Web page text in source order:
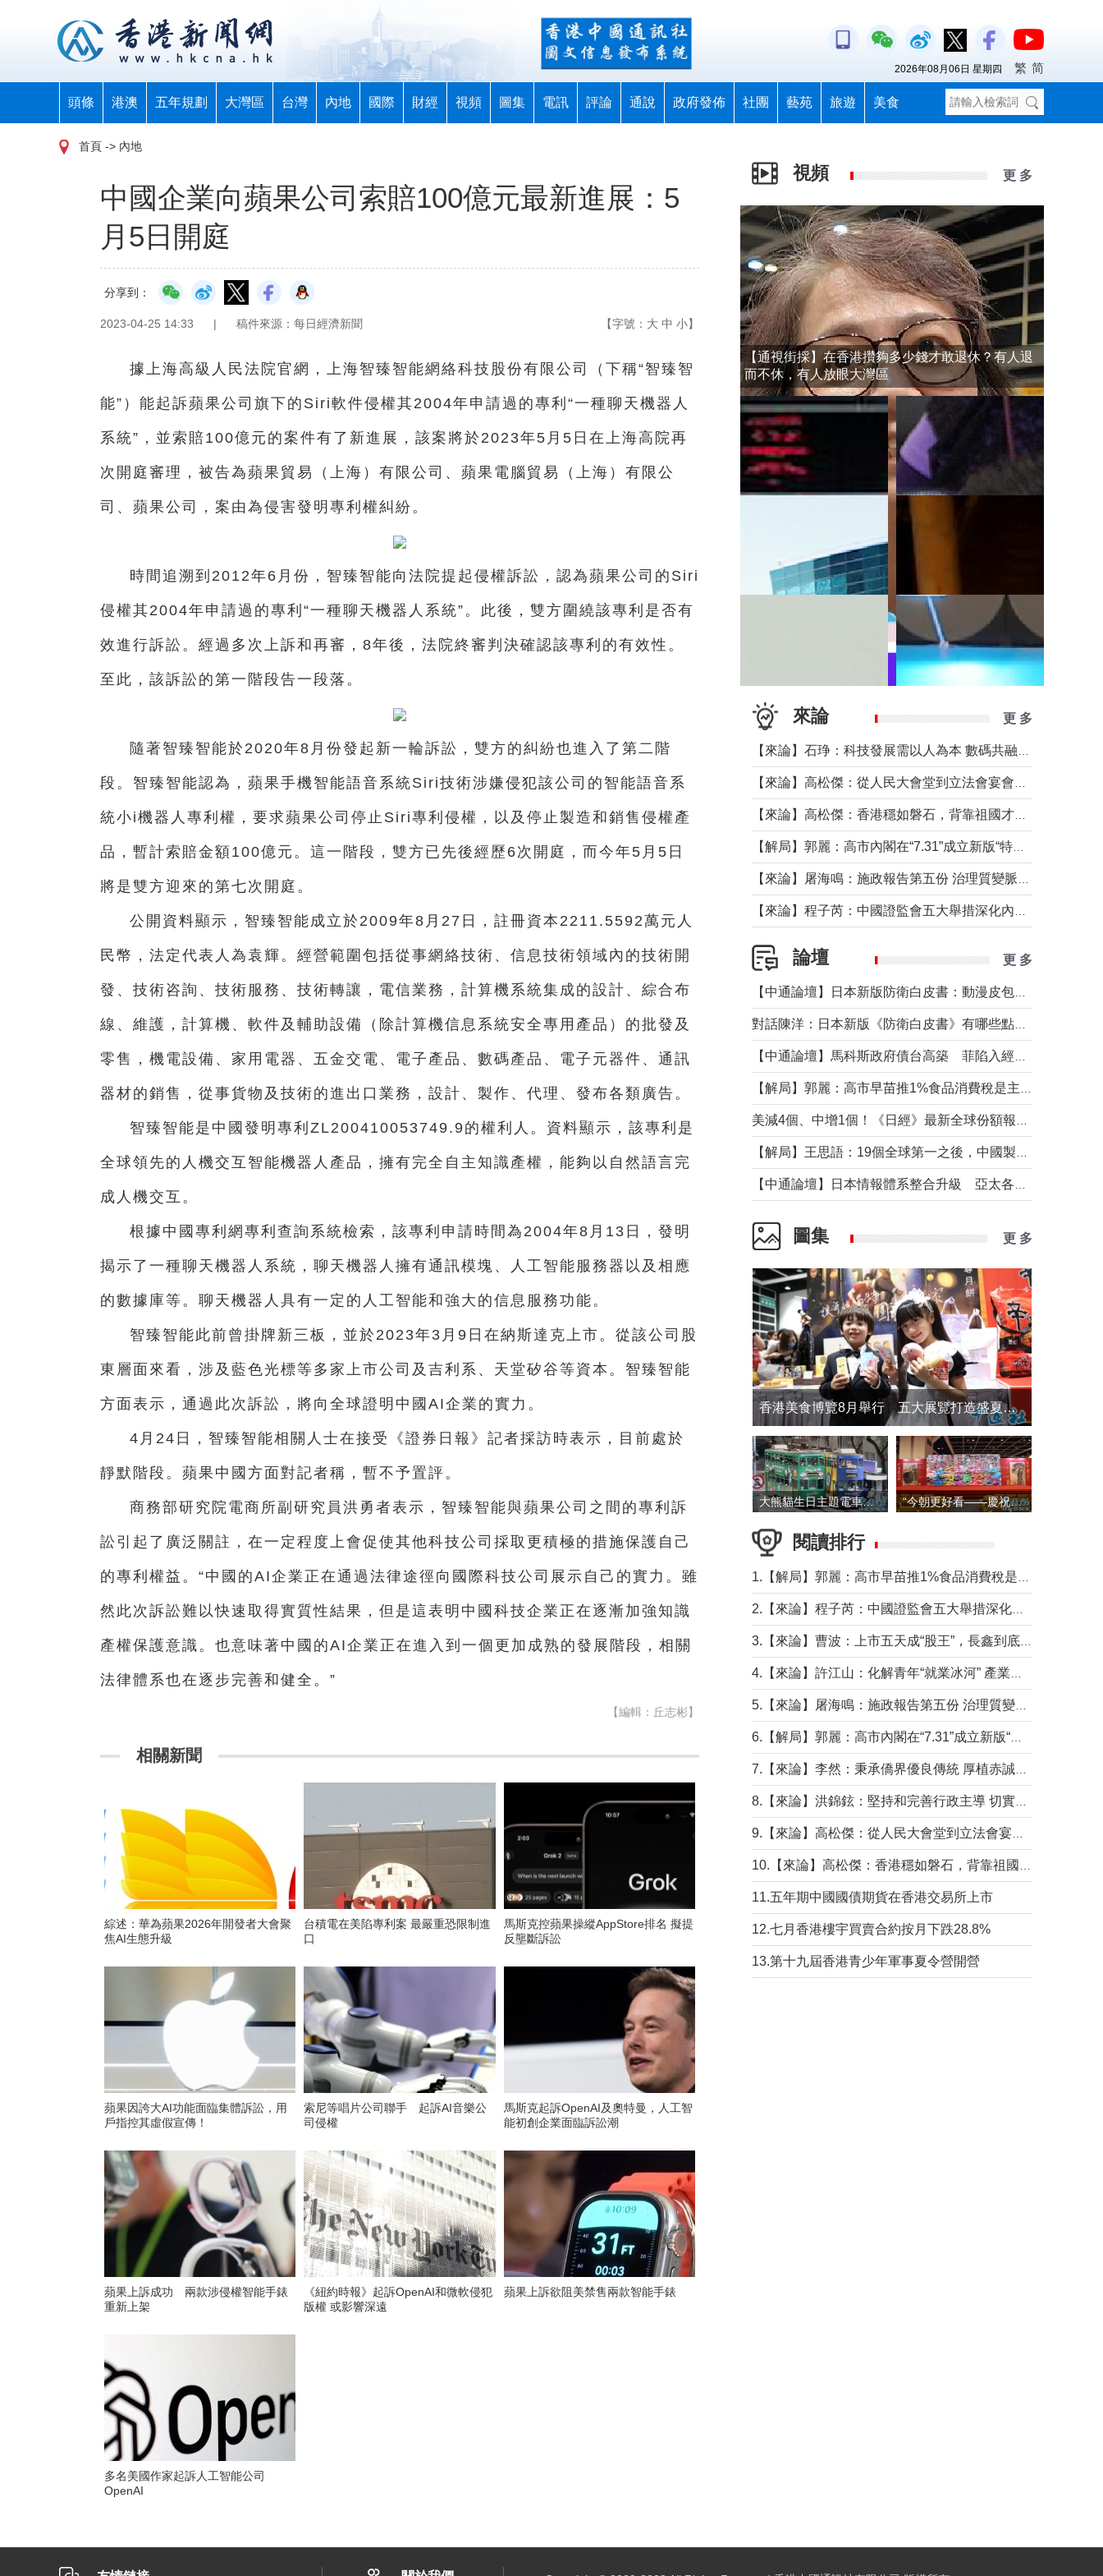
頭條 港澳 五年規劃 大灣區 台灣 內地 國際 財經 視頻 圖集 電訊 評論 通說 政府發佈 社團 藝苑 旅遊 美食
2026年08月06日 星期四 繁 简
首頁 -> 內地
中國企業向蘋果公司索賠100億元最新進展：5
月5日開庭
分享到：
2023-04-25 14:33 | 稿件來源：每日經濟新聞 【字號： 大 中 小】
據上海高級人民法院官網，上海智臻智能網絡科技股份有限公司（下稱“智臻智
能”）能起訴蘋果公司旗下的Siri軟件侵權其2004年申請過的專利“一種聊天機器人
系統”，並索賠100億元的案件有了新進展，該案將於2023年5月5日在上海高院再
次開庭審理，被告為蘋果貿易（上海）有限公司、蘋果電腦貿易（上海）有限公
司、蘋果公司，案由為侵害發明專利權糾紛。
時間追溯到2012年6月份，智臻智能向法院提起侵權訴訟，認為蘋果公司的Siri
侵權其2004年申請過的專利“一種聊天機器人系統”。此後，雙方圍繞該專利是否有
效進行訴訟。經過多次上訴和再審，8年後，法院終審判決確認該專利的有效性。
至此，該訴訟的第一階段告一段落。
隨著智臻智能於2020年8月份發起新一輪訴訟，雙方的糾紛也進入了第二階
段。智臻智能認為，蘋果手機智能語音系統Siri技術涉嫌侵犯該公司的智能語音系
統小i機器人專利權，要求蘋果公司停止Siri專利侵權，以及停止製造和銷售侵權產
品，暫計索賠金額100億元。這一階段，雙方已先後經歷6次開庭，而今年5月5日
將是雙方迎來的第七次開庭。
公開資料顯示，智臻智能成立於2009年8月27日，註冊資本2211.5592萬元人
民幣，法定代表人為袁輝。經營範圍包括從事網絡技術、信息技術領域內的技術開
發、技術咨詢、技術服務、技術轉讓，電信業務，計算機系統集成的設計、綜合布
線、維護，計算機、軟件及輔助設備（除計算機信息系統安全專用產品）的批發及
零售，機電設備、家用電器、五金交電、電子產品、數碼產品、電子元器件、通訊
器材的銷售，從事貨物及技術的進出口業務，設計、製作、代理、發布各類廣告。
智臻智能是中國發明專利ZL200410053749.9的權利人。資料顯示，該專利是
全球領先的人機交互智能機器人產品，擁有完全自主知識產權，能夠以自然語言完
成人機交互。
根據中國專利網專利查詢系統檢索，該專利申請時間為2004年8月13日，發明
揭示了一種聊天機器人系統，聊天機器人擁有通訊模塊、人工智能服務器以及相應
的數據庫等。聊天機器人具有一定的人工智能和強大的信息服務功能。
智臻智能此前曾掛牌新三板，並於2023年3月9日在納斯達克上市。從該公司股
東層面來看，涉及藍色光標等多家上市公司及吉利系、天堂矽谷等資本。智臻智能
方面表示，通過此次訴訟，將向全球證明中國AI企業的實力。
4月24日，智臻智能相關人士在接受《證券日報》記者採訪時表示，目前處於
靜默階段。蘋果中國方面對記者稱，暫不予置評。
商務部研究院電商所副研究員洪勇者表示，智臻智能與蘋果公司之間的專利訴
訟引起了廣泛關註，在一定程度上會促使其他科技公司採取更積極的措施保護自己
的專利權益。“中國的AI企業正在通過法律途徑向國際科技公司展示自己的實力。雖
然此次訴訟難以快速取得實質性結果，但是這表明中國科技企業正在逐漸加強知識
產權保護意識。也意味著中國的AI企業正在進入到一個更加成熟的發展階段，相關
法律體系也在逐步完善和健全。”
【編輯：丘志彬】
相關新聞
綜述：華為蘋果2026年開發者大會聚
焦AI生態升級
台積電在美陷專利案 最嚴重恐限制進
口
馬斯克控蘋果操縱AppStore排名 擬提
反壟斷訴訟
蘋果因誇大AI功能面臨集體訴訟，用
戶指控其虛假宣傳‌！
索尼等唱片公司聯手 起訴AI音樂公
司侵權
馬斯克起訴OpenAI及奧特曼，人工智
能初創企業面臨訴訟潮
蘋果上訴成功 兩款涉侵權智能手錶
重新上架
《紐約時報》起訴OpenAI和微軟侵犯
版權 或影響深遠
蘋果上訴欲阻美禁售兩款智能手錶
多名美國作家起訴人工智能公司
OpenAI
視頻 更 多
【通視街採】在香港攢夠多少錢才敢退休？有人退
而不休，有人放眼大灣區
來論 更 多
論壇 更 多
圖集 更 多
香港美食博覽8月舉行 五大展覽打造盛夏嘉年華
大熊貓生日主題電車在香港島行駛 “今朝更好看——慶祝中國共產黨成立105周年名家作品展”6日起舉行
閱讀排行
11.五年期中國國債期貨在香港交易所上市
12.七月香港樓宇買賣合約按月下跌28.8%
13.第十九屆香港青少年軍事夏令營開營